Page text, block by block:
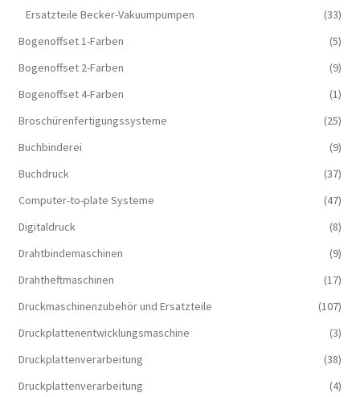
Ersatzteile Becker-Vakuumpumpen
(33)
Bogenoffset 1-Farben
(5)
Bogenoffset 2-Farben
(9)
Bogenoffset 4-Farben
(1)
Broschürenfertigungssysteme
(25)
Buchbinderei
(9)
Buchdruck
(37)
Computer-to-plate Systeme
(47)
Digitaldruck
(8)
Drahtbindemaschinen
(9)
Drahtheftmaschinen
(17)
Druckmaschinenzubehör und Ersatzteile
(107)
Druckplattenentwicklungsmaschine
(3)
Druckplattenverarbeitung
(38)
Druckplattenverarbeitung
(4)